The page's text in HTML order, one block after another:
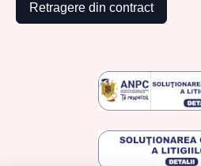
Retragere din contract